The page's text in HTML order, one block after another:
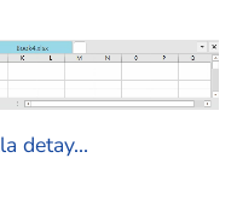
detay...